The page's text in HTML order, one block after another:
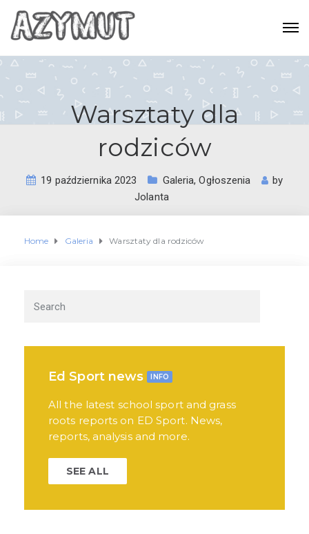
Warsztaty dla
rodziców
19 października 2023 Galeria,Ogłoszenia
by
Jolanta
Home Galeria Warsztaty dla rodziców
Ed Sport news INFO
All the latest school sport and grass
roots reports on ED Sport. News,
reports, analysis and more.
SEE ALL